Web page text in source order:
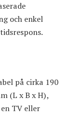
och enkel
på cirka 190
(L x B x H),
TV eller